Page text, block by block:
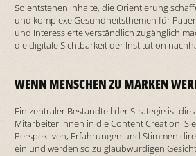
So entstehen Inhalte, die Orientierung
und komplexe Gesundheitsthemen für
und Interessierte verständlich zugänglich
die digitale Sichtbarkeit der Institution
WENN MENSCHEN ZU MARKEN
Ein zentraler Bestandteil der Strategie ist
Mitarbeiter:innen in die Content Creation.
Perspektiven, Erfahrungen und Stimmen
ein und werden so zu glaubwürdigen